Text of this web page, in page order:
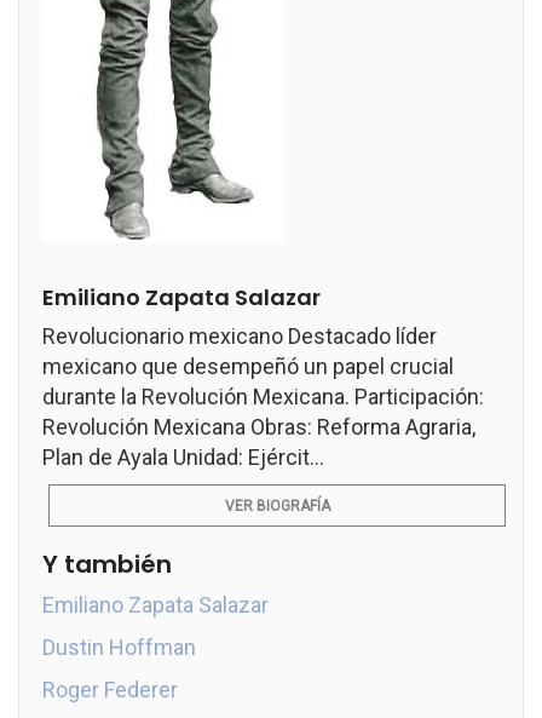
Emiliano Zapata Salazar
Revolucionario mexicano Destacado líder
mexicano que desempeñó un papel crucial
durante la Revolución Mexicana. Participación:
Revolución Mexicana Obras: Reforma Agraria,
Plan de Ayala Unidad: Ejércit...
VER BIOGRAFÍA
Y también
Emiliano Zapata Salazar
Dustin Hoffman
Roger Federer